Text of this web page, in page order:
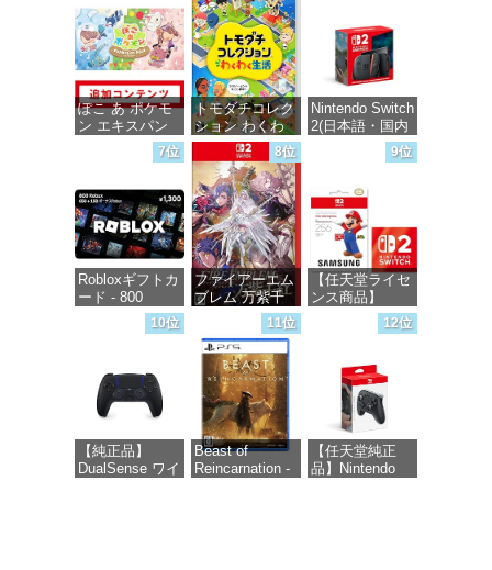
価格：¥1,000
価格：¥5,645
ぽこ あ ポケモ
ン エキスパン
ションパス|オン
ラインコード版
価格：¥4,400
トモダチコレク
ション わくわ
く生活 -Switch
価格：¥6,144
Nintendo Switch
2(日本語・国内
7位
Robloxギフトカ
ード - 800
Robux 【限定バ
ーチャルアイテ
ームコード】
ロブロックス |
オンラインコー
ド版
価格：¥1,300
8位
ファイアーエム
ブレム 万紫千
紅 -Switch2
価格：¥8,979
9位
【任天堂ライセ
ンス商品】
256GB for
Nintendo Switch
2(サムスン マイ
クロSDエクス
プレスカード
256GB)
【Amazon.co.jp
10位
【純正品】
DualSense ワイ
11位
Beast of
Reincarnation -
12位
【任天堂純正
品】Nintendo